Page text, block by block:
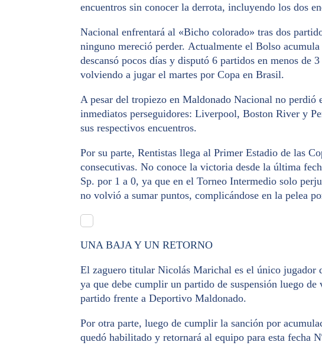
encuentros sin conocer la derrota, incluyendo los dos
Nacional enfrentará al «Bicho colorado» tras dos
ninguno mereció perder. Actualmente el Bolso
descansó pocos días y disputó 6 partidos en menos de
volviendo a jugar el martes por Copa en Brasil.
A pesar del tropiezo en Maldonado Nacional no
inmediatos perseguidores: Liverpool, Boston River y
sus respectivos encuentros.
Por su parte, Rentistas llega al Primer Estadio de las
consecutivas. No conoce la victoria desde la última
Sp. por 1 a 0, ya que en el Torneo Intermedio solo
no volvió a sumar puntos, complicándose en la pelea
UNA BAJA Y UN RETORNO
El zaguero titular Nicolás Marichal es el único jugador
ya que debe cumplir un partido de suspensión luego
partido frente a Deportivo Maldonado.
Por otra parte, luego de cumplir la sanción por
quedó habilitado y retornará al equipo para esta fecha